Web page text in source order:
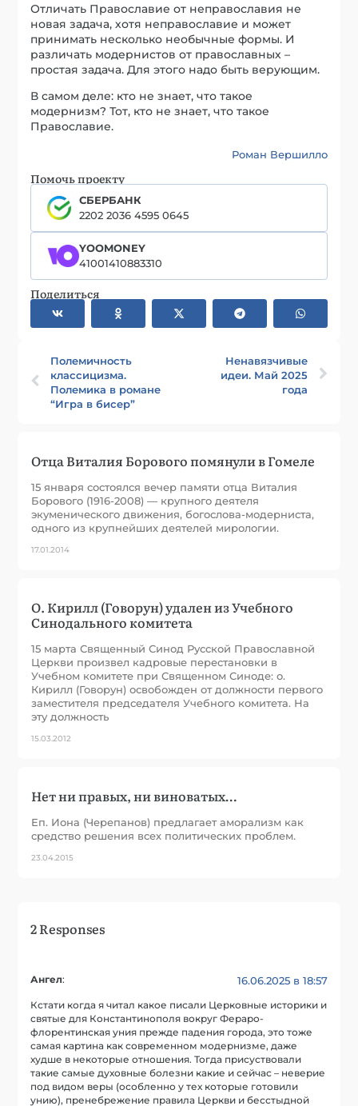
Отличать Православие от неправославия не
новая задача, хотя неправославие и может
принимать несколько необычные формы. И
различать модернистов от православных –
простая задача. Для этого надо быть верующим.
В самом деле: кто не знает, что такое
модернизм? Тот, кто не знает, что такое
Православие.
Роман Вершилло
Помочь проекту
СБЕРБАНК
2202 2036 4595 0645
YOOMONEY
41001410883310
Поделиться
Полемичность
классицизма.
Полемика в романе
“Игра в бисер”
Ненавязчивые
идеи. Май 2025
года
Отца Виталия Борового помянули в Гомеле
15 января состоялся вечер памяти отца Виталия
Борового (1916-2008) — крупного деятеля
экуменического движения, богослова-модерниста,
одного из крупнейших деятелей мирологии.
17.01.2014
О. Кирилл (Говорун) удален из Учебного
Синодального комитета
15 марта Священный Синод Русской Православной
Церкви произвел кадровые перестановки в
Учебном комитете при Священном Синоде: о.
Кирилл (Говорун) освобожден от должности первого
заместителя председателя Учебного комитета. На
эту должность
15.03.2012
Нет ни правых, ни виноватых…
Еп. Иона (Черепанов) предлагает аморализм как
средство решения всех политических проблем.
23.04.2015
2 Responses
Ангел: 16.06.2025 в 18:57
Кстати когда я читал какое писали Церковные историки и
святые для Константинополя вокруг Фераро-
флорентинская уния прежде падения города, это тоже
самая картина как современном модернизме, даже
худше в некоторые отношения. Тогда присуствовали
такие самые духовные болезни какие и сейчас – неверие
под видом веры (особленно у тех которые готовили
унию), пренебрежение правила Церкви и бесстыдной